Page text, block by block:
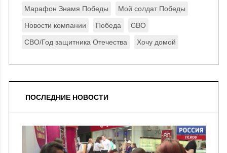
Марафон Знамя Победы Мой солдат Победы
Новости компании Победа СВО
СВО/Год защитника Отечества Хочу домой
ПОСЛЕДНИЕ НОВОСТИ